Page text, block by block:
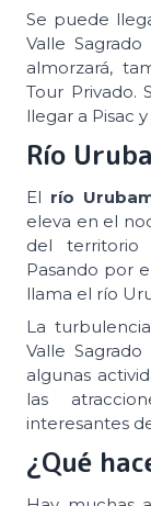
Se puede
Valle
almorzará,
Tour Privado.
llegar a Pisac
Río
El río
eleva en el
del
Pasando por
llama el río
La
Valle
algunas
las
interesantes
¿Qué